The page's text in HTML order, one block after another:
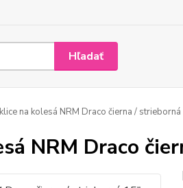
Hľadať
na kolesá NRM Draco čierna /
NRM Draco